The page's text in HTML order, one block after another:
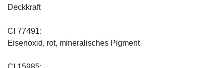
Deckkraft
CI 77491:
Eisenoxid, rot, mineralisches Pigment